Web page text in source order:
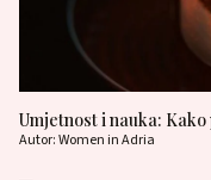
Umjetnost i nauka:
Autor: Women in Adria